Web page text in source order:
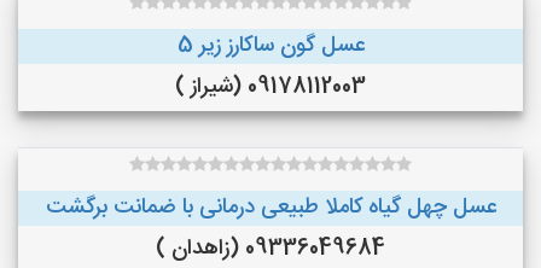
عسل گون ساکارز زیر 5
09178112003 (شیراز )
عسل چهل گیاه کاملا طبیعی درمانی با ضمانت برگشت
09336049684 (زاهدان )